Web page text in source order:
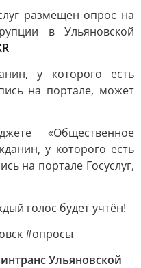
размещен опрос на
в Ульяновской
у которого есть
на портале, может
«Общественное
у которого есть
на портале Госуслуг,
голос будет учтён!
#опросы
Ульяновской